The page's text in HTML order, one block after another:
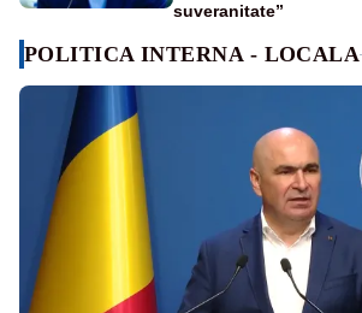
suveranitate”
POLITICA INTERNA - LOCALA